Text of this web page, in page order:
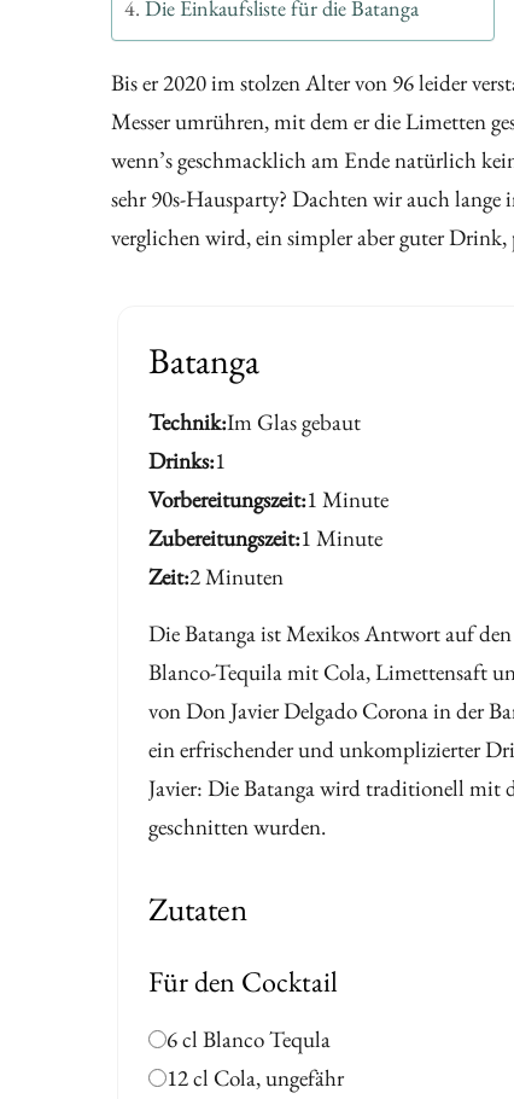
Die Einkaufsliste für die Batanga
Bis er 2020 im stolzen Alter von 96 leider
Messer umrühren, mit dem er die Limetten
wenn’s geschmacklich am Ende natürlich
sehr 90s-Hausparty? Dachten wir auch
verglichen wird, ein simpler aber guter Drink,
Batanga
Technik Im Glas gebaut
Drinks 1
Vorbereitungszeit 1 Minute
Zubereitungszeit 1 Minute
Zeit 2 Minuten
Die Batanga ist Mexikos Antwort auf
Blanco-Tequila mit Cola, Limettensaft
von Don Javier Delgado Corona in der
ein erfrischender und unkomplizierter
Javier: Die Batanga wird traditionell mit
geschnitten wurden.
Zutaten
Für den Cocktail
6 cl Blanco Tequla
12 cl Cola, ungefähr